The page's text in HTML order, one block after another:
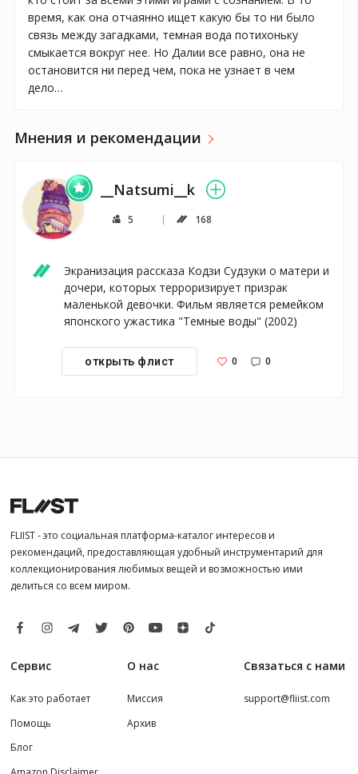
время, как она отчаянно ищет какую бы то ни было
связь между загадками, темная вода потихоньку
смыкается вокруг нее. Но Далии все равно, она не
остановится ни перед чем, пока не узнает в чем
дело…
Мнения и рекомендации
__Natsumi__k
5 168
Экранизация рассказа Кодзи Судзуки о матери и
дочери, которых терроризирует призрак
маленькой девочки. Фильм является ремейком
японского ужастика "Темные воды" (2002)
открыть флист 0 0
FLIIST - это социальная платформа-каталог интересов и
рекомендаций, предоставляющая удобный инструментарий для
коллекционирования любимых вещей и возможностью ими
делиться со всем миром.
Сервис
Как это работает
Помощь
Блог
О нас
Миссия
Архив
Связаться с нами
support@fliist.com